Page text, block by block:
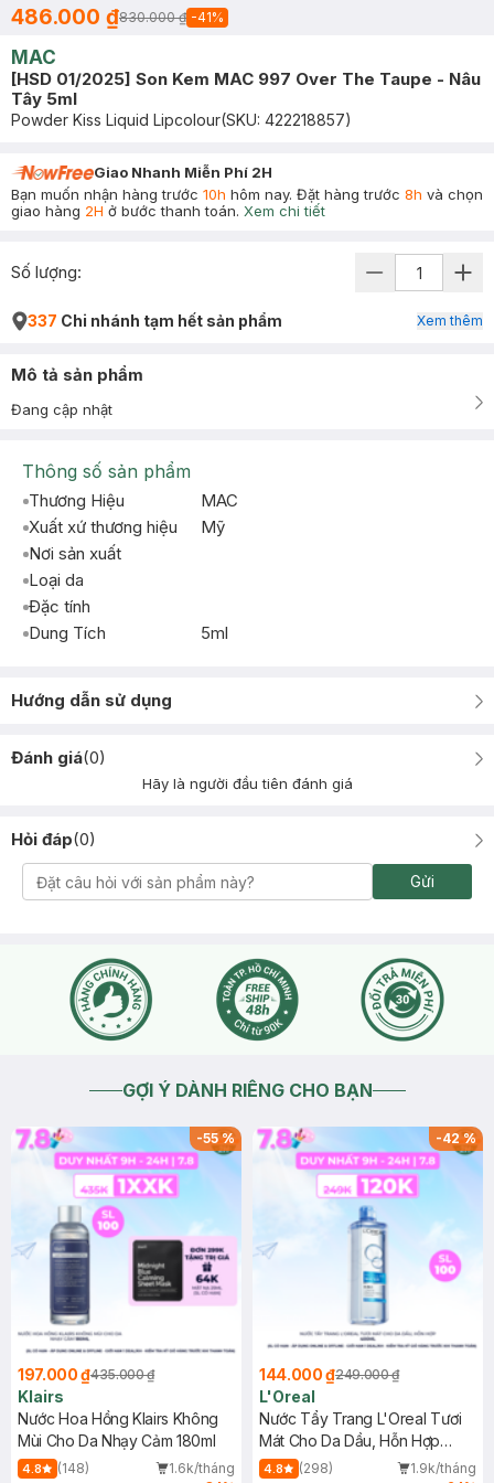
486.000 ₫830.000 ₫ -41%
MAC
[HSD 01/2025] Son Kem MAC 997 Over The Taupe - Nâu
Tây 5ml
Powder Kiss Liquid Lipcolour(SKU: 422218857)
Giao Nhanh Miễn Phí 2H
Bạn muốn nhận hàng trước 10h hôm nay. Đặt hàng trước 8h và chọn
giao hàng 2H ở bước thanh toán. Xem chi tiết
Số lượng:
337 Chi nhánh tạm hết sản phẩm Xem thêm
Mô tả sản phẩm
Đang cập nhật
Thông số sản phẩm
Thương Hiệu
MAC
Xuất xứ thương hiệu
Mỹ
Nơi sản xuất
Loại da
Đặc tính
Dung Tích
5ml
Hướng dẫn sử dụng
Đánh giá(0)
Hãy là người đầu tiên đánh giá
Hỏi đáp(0)
Gửi
GỢI Ý DÀNH RIÊNG CHO BẠN
-55%
197.000 ₫435.000 ₫
Klairs
Nước Hoa Hồng Klairs Không
Mùi Cho Da Nhạy Cảm 180ml
4.8 (148)
1.6k/tháng
-42%
144.000 ₫249.000 ₫
L'Oreal
Nước Tẩy Trang L'Oreal Tươi
Mát Cho Da Dầu, Hỗn Hợp
400ml
4.8 (298)
1.9k/tháng